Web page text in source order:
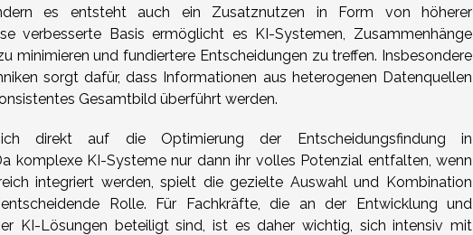
es entsteht auch ein Zusatznutzen in Form von höherer
verbesserte Basis ermöglicht es KI-Systemen, Zusammenhänge
minimieren und fundiertere Entscheidungen zu treffen. Insbesondere
sorgt dafür, dass Informationen aus heterogenen Datenquellen
Gesamtbild überführt werden.
direkt auf die Optimierung der Entscheidungsfindung in
komplexe KI-Systeme nur dann ihr volles Potenzial entfalten, wenn
integriert werden, spielt die gezielte Auswahl und Kombination
Rolle. Für Fachkräfte, die an der Entwicklung und
KI-Lösungen beteiligt sind, ist es daher wichtig, sich intensiv mit